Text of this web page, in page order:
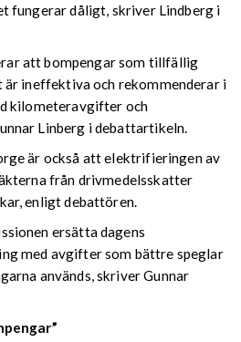
fungerar dåligt, skriver Lindberg i
att bompengar som tillfällig
ineffektiva och rekommenderar i
kilometeravgifter och
Linberg i debattartikeln.
är också att elektrifieringen av
från drivmedelsskatter
enligt debattören.
ersätta dagens
med avgifter som bättre speglar
används, skriver Gunnar